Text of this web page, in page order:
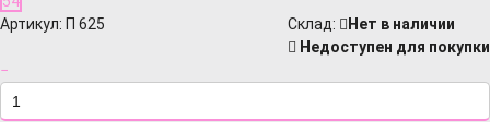
Артикул: П 625 Cклад:
Нет в наличии
Недоступен для покупки
−